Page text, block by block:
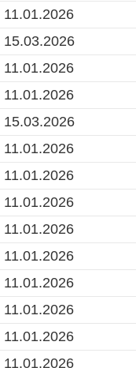
11.01.2026
15.03.2026
11.01.2026
11.01.2026
15.03.2026
11.01.2026
11.01.2026
11.01.2026
11.01.2026
11.01.2026
11.01.2026
11.01.2026
11.01.2026
11.01.2026